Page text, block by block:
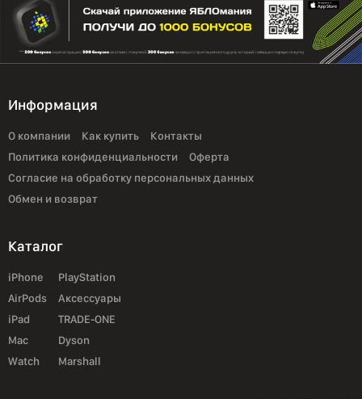
Информация
О компании Как купить
Контакты
Политика конфиденциальности
Оферта
Согласие на обработку персональных данных
Обмен и возврат
Каталог
iPhone
AirPods
iPad
Mac
Watch
PlayStation
Аксессуары
TRADE-ONE
Dyson
Marshall